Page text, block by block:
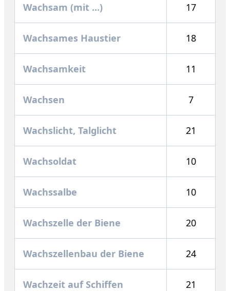
Wachsam (mit ...) 17
Wachsames Haustier 18
Wachsamkeit 11
Wachsen 7
Wachslicht, Talglicht 21
Wachsoldat 10
Wachssalbe 10
Wachszelle der Biene 20
Wachszellenbau der Biene 24
Wachzeit auf Schiffen 21